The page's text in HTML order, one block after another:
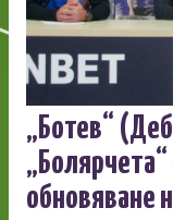
„Ботев“
обновяване